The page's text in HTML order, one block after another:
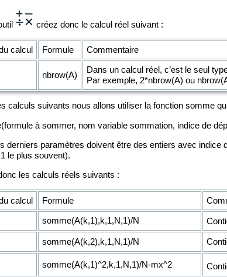
créez donc le calcul réel suivant :
calcul Formule Commentaire
nbrow(A)
Dans un calcul réel, c’est le seul
Par exemple, 2*nbrow(A) ou
calculs suivants nous allons utiliser la fonction somme
à sommer, nom variable sommation, indice de
derniers paramètres doivent être des entiers avec indice
le plus souvent).
les calculs réels suivants :
calcul Formule
somme(A(k,1),k,1,N,1)/N
somme(A(k,2),k,1,N,1)/N
somme(A(k,1)^2,k,1,N,1)/N-mx^2